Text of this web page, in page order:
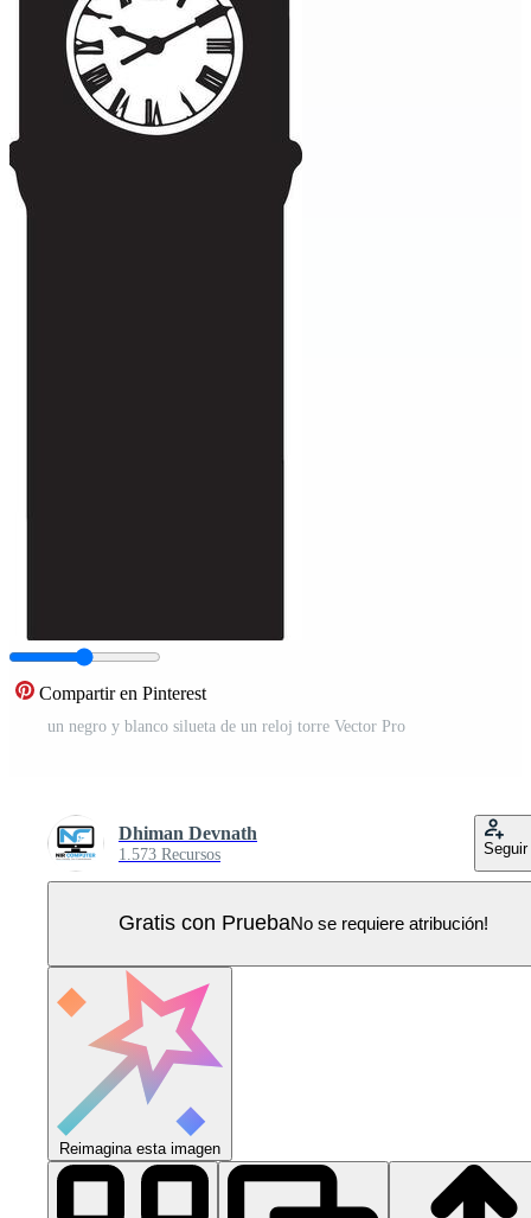
Compartir en Pinterest
un negro y blanco silueta de un reloj torre Vector Pro
Dhiman Devnath
1.573 Recursos Seguir
Gratis con PruebaNo se requiere atribución!
Reimagina esta imagen